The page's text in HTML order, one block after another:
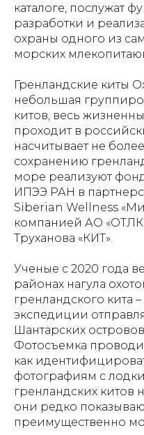
каталоге, послужат
разработки и
охраны одного из
морских
Гренландские киты
небольшая
китов, весь
проходит в
насчитывает не
сохранению
море реализуют
ИПЭЭ РАН в
Siberian Wellness
компанией АО
Труханова «КИТ».
Ученые c 2020 года
районах нагула
гренландского кита
экспедиции
Шантарских
Фотосъемка
как
фотографиям с
гренландских китов
они редко
преимущественно